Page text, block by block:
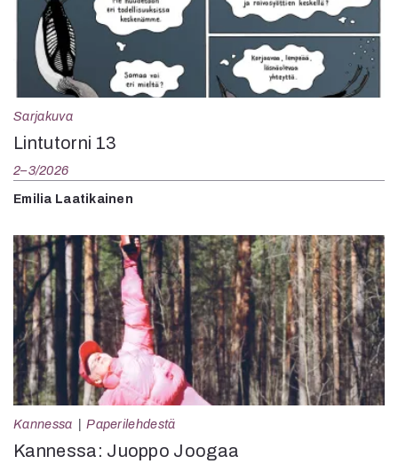
Sarjakuva
Lintutorni 13
2–3/2026
Emilia Laatikainen
Kannessa Paperilehdestä
Kannessa: Juoppo Joogaa